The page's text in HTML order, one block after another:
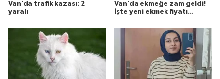
Van’da trafik kazası: 2
yaralı
Van’da ekmeğe zam geldi!
İşte yeni ekmek fiyatı...